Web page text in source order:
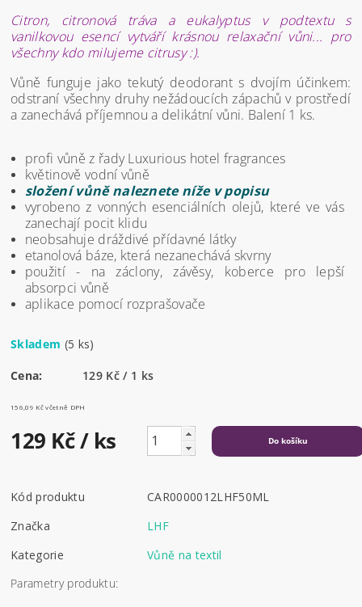
Citron, citronová tráva a eukalyptus v podtextu s
vanilkovou esencí vytváří krásnou relaxační vůni... pro
všechny kdo milujeme citrusy :).
Vůně funguje jako tekutý deodorant s dvojím účinkem:
odstraní všechny druhy nežádoucích zápachů v prostředí
a zanechává příjemnou a delikátní vůni. Balení 1 ks.
profi vůně z řady Luxurious hotel fragrances
květinově vodní vůně
složení vůně naleznete níže v popisu
vyrobeno z vonných esenciálních olejů, které ve vás
zanechají pocit klidu
neobsahuje dráždivé přídavné látky
etanolová báze, která nezanechává skvrny
použití - na záclony, závěsy, koberce pro lepší
absorpci vůně
aplikace pomocí rozprašovače
Skladem (5 ks)
Cena: 129 Kč / 1 ks
156,09 Kč včetně DPH
129 Kč/ ks
Kód produktu
CAR0000012LHF50ML
Značka
LHF
Kategorie
Vůně na textil
Parametry produktu: